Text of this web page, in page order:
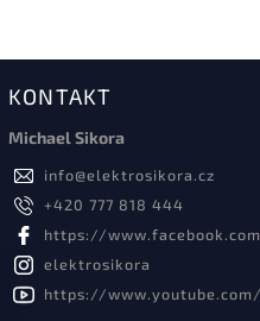
KONTAKT
Michael Sikora
info@elektrosikora.cz
+420 777 818 444
https://
elektrosikora
https://www.youtube.com/